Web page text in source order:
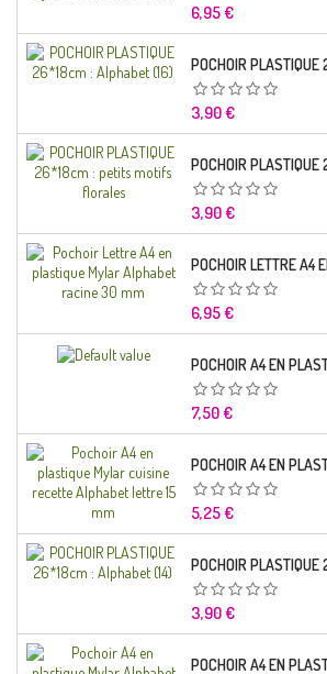
Prix
6,95 €
Prix
3,90 €
Prix
3,90 €
Prix
6,95 €
Prix
7,50 €
Prix
5,25 €
Prix
3,90 €